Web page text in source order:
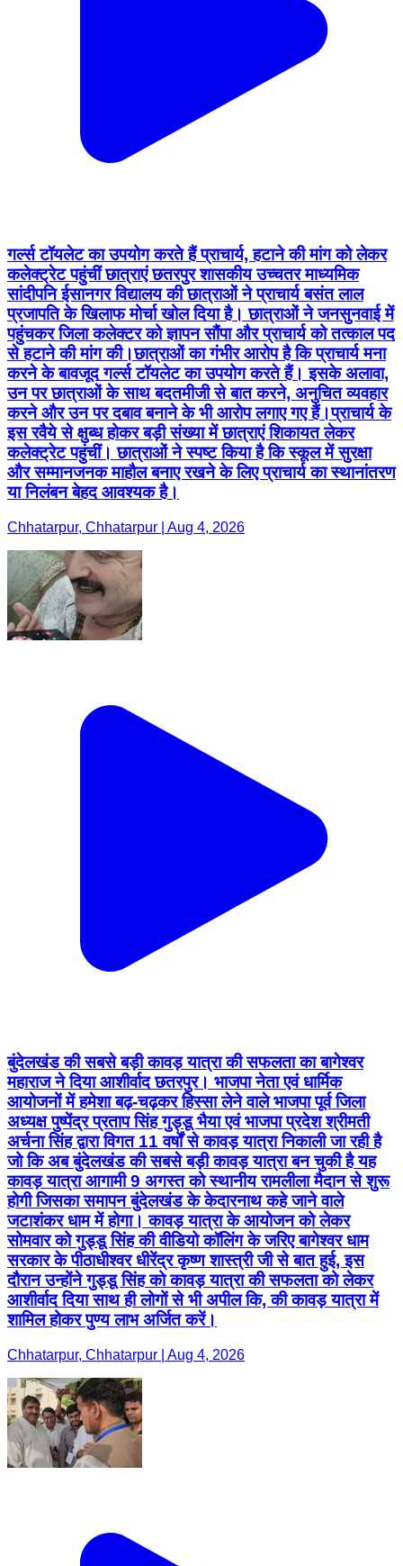
गर्ल्स टॉयलेट का उपयोग करते हैं प्राचार्य, हटाने की मांग को लेकर
कलेक्ट्रेट पहुंचीं छात्राएं छतरपुर शासकीय उच्चतर माध्यमिक
सांदीपनि ईसानगर विद्यालय की छात्राओं ने प्राचार्य बसंत लाल
प्रजापति के खिलाफ मोर्चा खोल दिया है। छात्राओं ने जनसुनवाई में
पहुंचकर जिला कलेक्टर को ज्ञापन सौंपा और प्राचार्य को तत्काल पद
से हटाने की मांग की।छात्राओं का गंभीर आरोप है कि प्राचार्य मना
करने के बावजूद गर्ल्स टॉयलेट का उपयोग करते हैं। इसके अलावा,
उन पर छात्राओं के साथ बदतमीजी से बात करने, अनुचित व्यवहार
करने और उन पर दबाव बनाने के भी आरोप लगाए गए हैं।प्राचार्य के
इस रवैये से क्षुब्ध होकर बड़ी संख्या में छात्राएं शिकायत लेकर
कलेक्ट्रेट पहुंचीं। छात्राओं ने स्पष्ट किया है कि स्कूल में सुरक्षा
और सम्मानजनक माहौल बनाए रखने के लिए प्राचार्य का स्थानांतरण
या निलंबन बेहद आवश्यक है।
Chhatarpur, Chhatarpur | Aug 4, 2026
बुंदेलखंड की सबसे बड़ी कावड़ यात्रा की सफलता का बागेश्वर
महाराज ने दिया आशीर्वाद छतरपुर। भाजपा नेता एवं धार्मिक
आयोजनों में हमेशा बढ़-चढ़कर हिस्सा लेने वाले भाजपा पूर्व जिला
अध्यक्ष पुष्पेंद्र प्रताप सिंह गुड्डू भैया एवं भाजपा प्रदेश श्रीमती
अर्चना सिंह द्वारा विगत 11 वर्षों से कावड़ यात्रा निकाली जा रही है
जो कि अब बुंदेलखंड की सबसे बड़ी कावड़ यात्रा बन चुकी है यह
कावड़ यात्रा आगामी 9 अगस्त को स्थानीय रामलीला मैदान से शुरू
होगी जिसका समापन बुंदेलखंड के केदारनाथ कहे जाने वाले
जटाशंकर धाम में होगा। कावड़ यात्रा के आयोजन को लेकर
सोमवार को गुड्डू सिंह की वीडियो कॉलिंग के जरिए बागेश्वर धाम
सरकार के पीठाधीश्वर धीरेंद्र कृष्ण शास्त्री जी से बात हुई, इस
दौरान उन्होंने गुड्डू सिंह को कावड़ यात्रा की सफलता को लेकर
आशीर्वाद दिया साथ ही लोगों से भी अपील कि, की कावड़ यात्रा में
शामिल होकर पुण्य लाभ अर्जित करें।
Chhatarpur, Chhatarpur | Aug 4, 2026